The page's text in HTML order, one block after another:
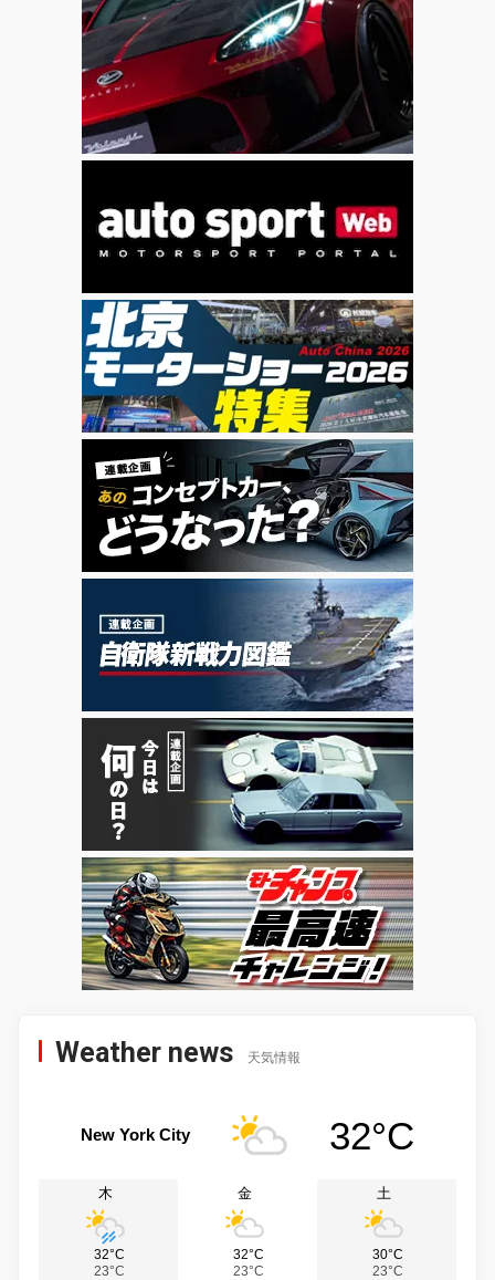
Weather news 天気情報
New York City 32°C
木
32°C
23°C
金
32°C
23°C
土
30°C
23°C